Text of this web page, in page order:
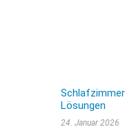
Lösungen
24. Januar 2026